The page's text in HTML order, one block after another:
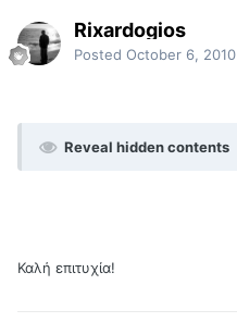
Rixardogios
Posted October 6, 2010
Reveal hidden contents
Καλή επιτυχία!